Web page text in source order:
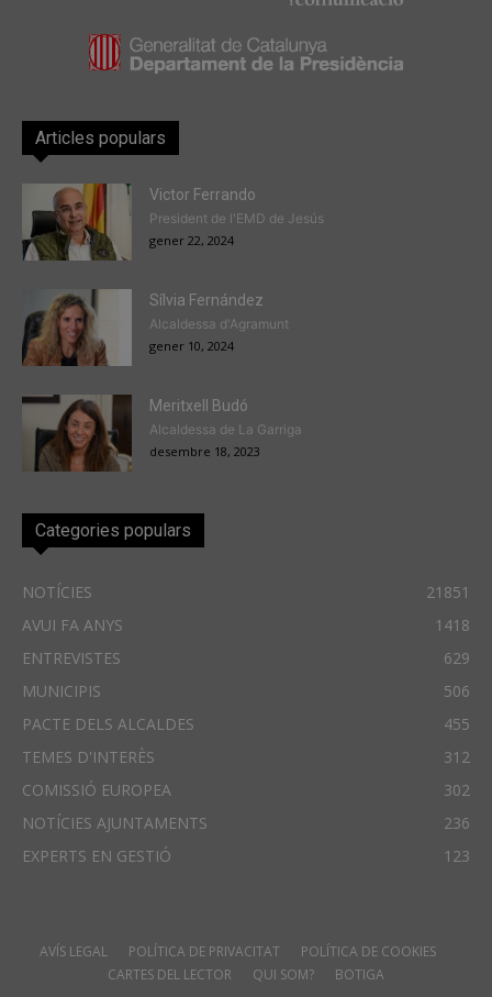
Articles populars
Victor Ferrando
President de l'EMD de Jesús
gener 22, 2024
Sílvia Fernández
Alcaldessa d'Agramunt
gener 10, 2024
Meritxell Budó
Alcaldessa de La Garriga
desembre 18, 2023
Categories populars
NOTÍCIES
21851
AVUI FA ANYS
1418
ENTREVISTES
629
MUNICIPIS
506
PACTE DELS ALCALDES
455
TEMES D'INTERÈS
312
COMISSIÓ EUROPEA
302
NOTÍCIES AJUNTAMENTS
236
EXPERTS EN GESTIÓ
123
AVÍS LEGAL POLÍTICA DE PRIVACITAT
POLÍTICA DE COOKIES
CARTES DEL LECTOR
QUI SOM? BOTIGA